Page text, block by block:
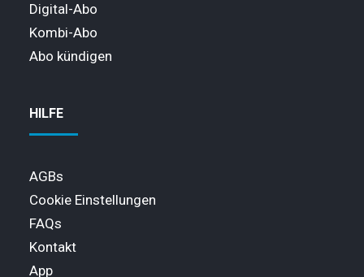
Digital-Abo
Kombi-Abo
Abo kündigen
HILFE
AGBs
Cookie Einstellungen
FAQs
Kontakt
App